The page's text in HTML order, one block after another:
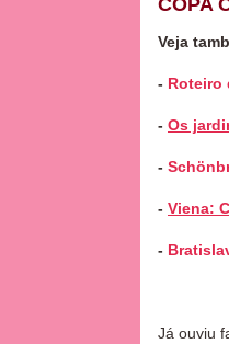
COPA
Veja
- Roteiro
- Os
-
- Viena:
-
Já ouviu